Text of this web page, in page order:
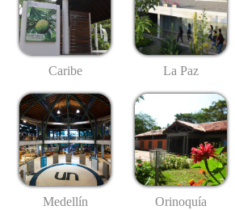
Caribe La Paz
Medellín Orinoquía